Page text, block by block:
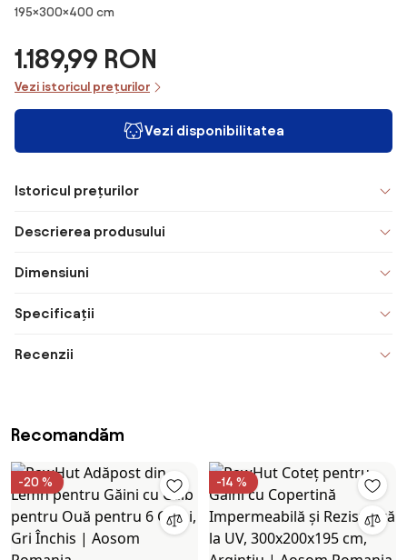
Dimensiuni
195×300×400 cm
1.189,99 RON
Vezi istoricul prețurilor
Vezi disponibilitatea
Istoricul prețurilor
Descrierea produsului
Dimensiuni
Specificații
Recenzii
Recomandăm
-20 % -14 %